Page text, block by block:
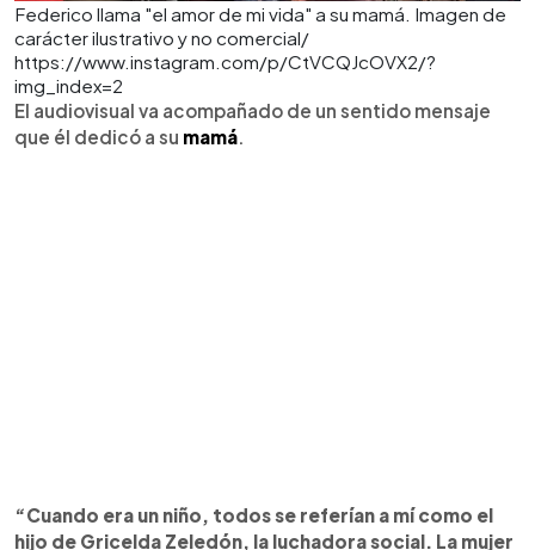
Federico llama "el amor de mi vida" a su mamá. Imagen de
carácter ilustrativo y no comercial/
https://www.instagram.com/p/CtVCQJcOVX2/?
img_index=2
El audiovisual va acompañado de un sentido mensaje
que él dedicó a su mamá
“Cuando era un niño, todos se referían a mí como el
hijo de Gricelda Zeledón, la luchadora social. La mujer